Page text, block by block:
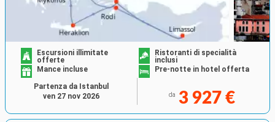
Escursioni illimitate
offerte
Ristoranti di specialità
inclusi
Mance incluse
Pre-notte in hotel offerta
da 3 927 €
Partenza da Istanbul
ven 27 nov 2026